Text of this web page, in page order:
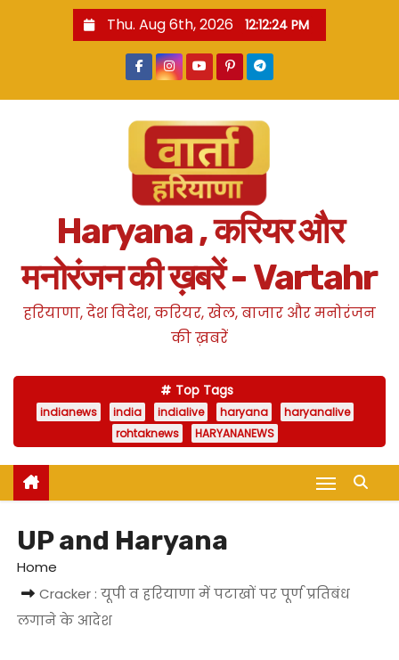
Thu. Aug 6th, 2026 12:12:25 PM
Haryana , करियर और
मनोरंजन की ख़बरें - Vartahr
हरियाणा, देश विदेश, करियर, खेल, बाजार और मनोरंजन
की ख़बरें
Top Tags
indianews india indialive haryana
haryanalive
rohtaknews
HARYANANEWS
UP and Haryana
Home
Cracker : यूपी व हरियाणा में पटाखों पर पूर्ण प्रतिबंध
लगाने के आदेश